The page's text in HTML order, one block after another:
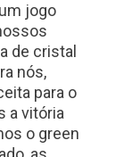
jogo
de cristal
nós,
para o
a vitória
o green